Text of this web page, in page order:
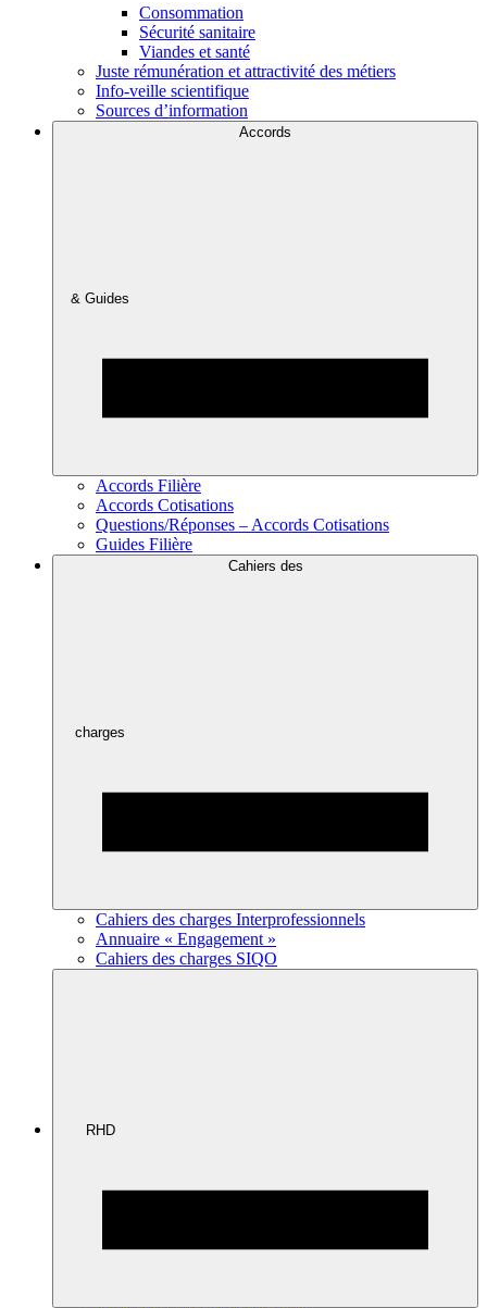
Consommation
Sécurité sanitaire
Viandes et santé
Juste rémunération et attractivité des métiers
Info-veille scientifique
Sources d’information
Accords
& Guides
Accords Filière
Accords Cotisations
Questions/Réponses – Accords Cotisations
Guides Filière
Cahiers des
charges
Cahiers des charges Interprofessionnels
Annuaire « Engagement »
Cahiers des charges SIQO
RHD